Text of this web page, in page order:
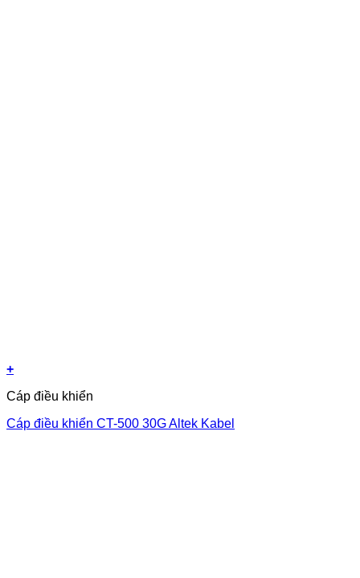
+
Cáp điều khiển
Cáp điều khiển CT-500 30G Altek Kabel